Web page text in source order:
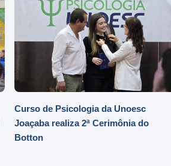
Curso de Psicologia da Unoesc
Joaçaba realiza 2ª Cerimônia do
Botton